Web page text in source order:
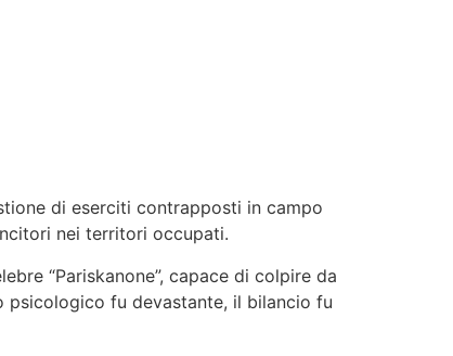
di eserciti contrapposti in campo
nei territori occupati.
“Pariskanone”, capace di colpire da
psicologico fu devastante, il bilancio fu